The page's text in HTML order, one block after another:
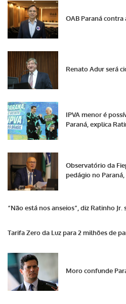
OAB Paraná contra
Renato Adur será
IPVA menor é
Paraná, explica
Observatório da
pedágio no
“Não está nos anseios”, diz Ratinho
Tarifa Zero da Luz para 2 milhões de
Moro confunde